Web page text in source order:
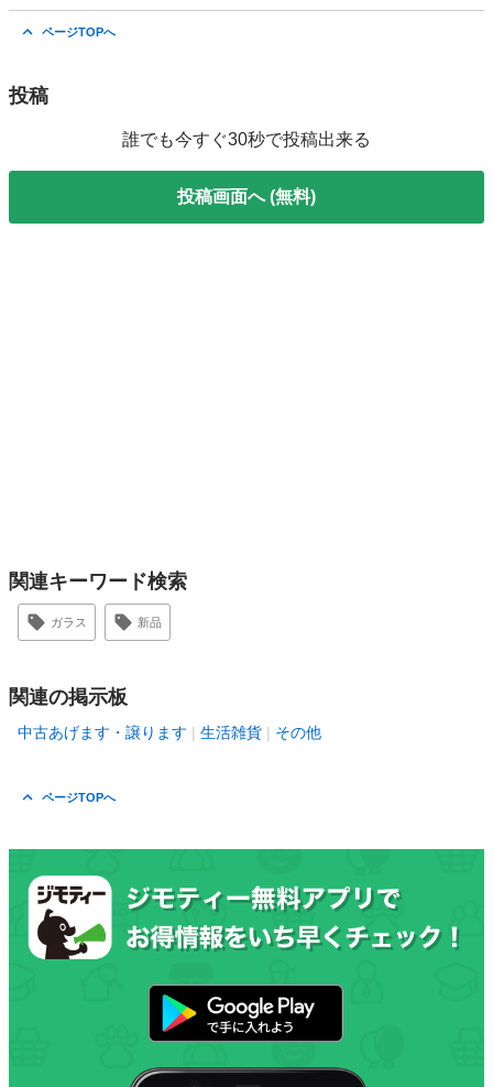
ページTOPへ
投稿
誰でも今すぐ30秒で投稿出来る
投稿画面へ (無料)
関連キーワード検索
ガラス 新品
関連の掲示板
中古あげます・譲ります 生活雑貨 その他
ページTOPへ